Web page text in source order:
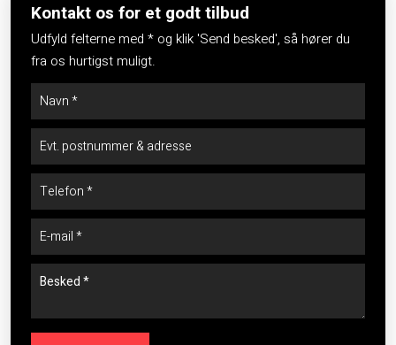
Kontakt os for et godt tilbud​
Udfyld felterne med * og klik 'Send besked', så hører du
fra os hurtigst muligt.